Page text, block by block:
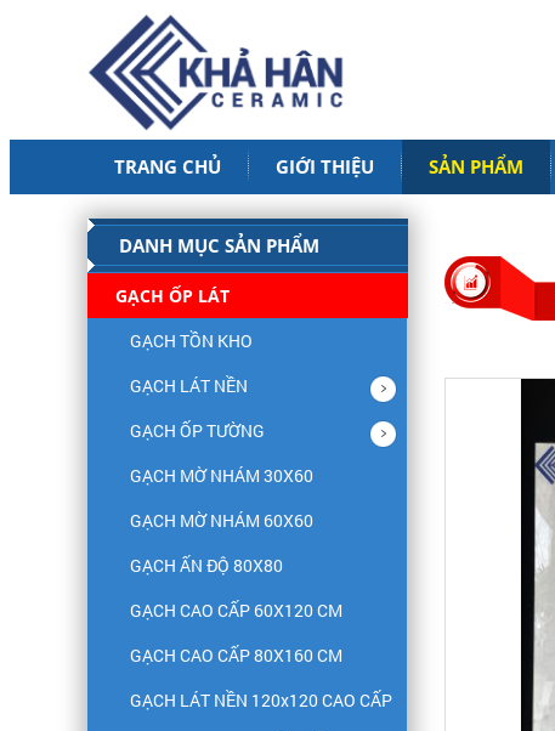
TRANG CHỦ GIỚI THIỆU SẢN PHẨM
DANH MỤC SẢN PHẨM
GẠCH ỐP LÁT
GẠCH TỒN KHO
GẠCH LÁT NỀN
GẠCH ỐP TƯỜNG
GẠCH MỜ NHÁM 30X60
GẠCH MỜ NHÁM 60X60
GẠCH ẤN ĐỘ 80X80
GẠCH CAO CẤP 60X120 CM
GẠCH CAO CẤP 80X160 CM
GẠCH LÁT NỀN 120x120 CAO CẤP